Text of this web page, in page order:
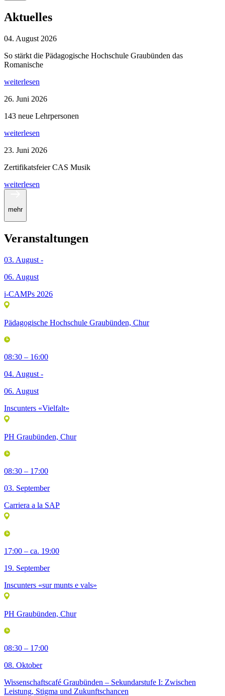
Aktuelles
04. August 2026
So stärkt die Pädagogische Hochschule Graubünden das
Romanische
weiterlesen
26. Juni 2026
143 neue Lehrpersonen
weiterlesen
23. Juni 2026
Zertifikatsfeier CAS Musik
weiterlesen
mehr
Veranstaltungen
03. August -
06. August
i-CAMPs 2026
Pädagogische Hochschule Graubünden, Chur
08:30 – 16:00
04. August -
06. August
Inscunters «Vielfalt»
PH Graubünden, Chur
08:30 – 17:00
03. September
Carriera a la SAP
17:00 – ca. 19:00
19. September
Inscunters «sur munts e vals»
PH Graubünden, Chur
08:30 – 17:00
08. Oktober
Wissenschaftscafé Graubünden – Sekundarstufe I: Zwischen
Leistung, Stigma und Zukunftschancen